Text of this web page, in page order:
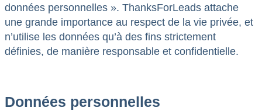
données personnelles ». ThanksForLeads attache
une grande importance au respect de la vie privée, et
n’utilise les données qu’à des fins strictement
définies, de manière responsable et confidentielle.
Données personnelles